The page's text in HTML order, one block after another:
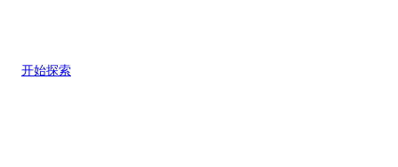
开始探索